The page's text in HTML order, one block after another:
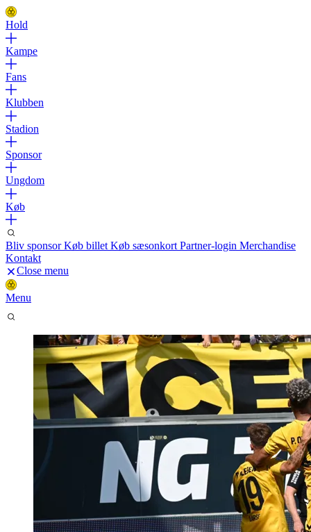
Hold
Kampe
Fans
Klubben
Stadion
Sponsor
Ungdom
Køb
Bliv sponsorKøb billet Køb sæsonkort Partner-login Merchandise
Kontakt
Close menu
Menu